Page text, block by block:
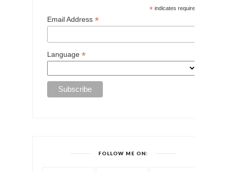
*indicates required
Email Address *
Language *
FOLLOW ME ON: